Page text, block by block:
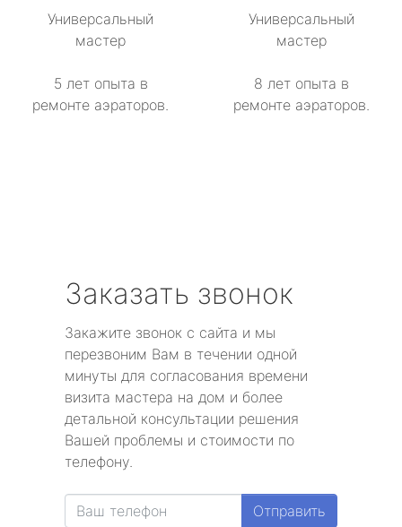
Универсальный
мастер
5 лет опыта в
ремонте аэраторов.
Универсальный
мастер
8 лет опыта в
ремонте аэраторов.
Заказать звонок
Закажите звонок с сайта и мы
перезвоним Вам в течении одной
минуты для согласования времени
визита мастера на дом и более
детальной консультации решения
Вашей проблемы и стоимости по
телефону.
Отправить